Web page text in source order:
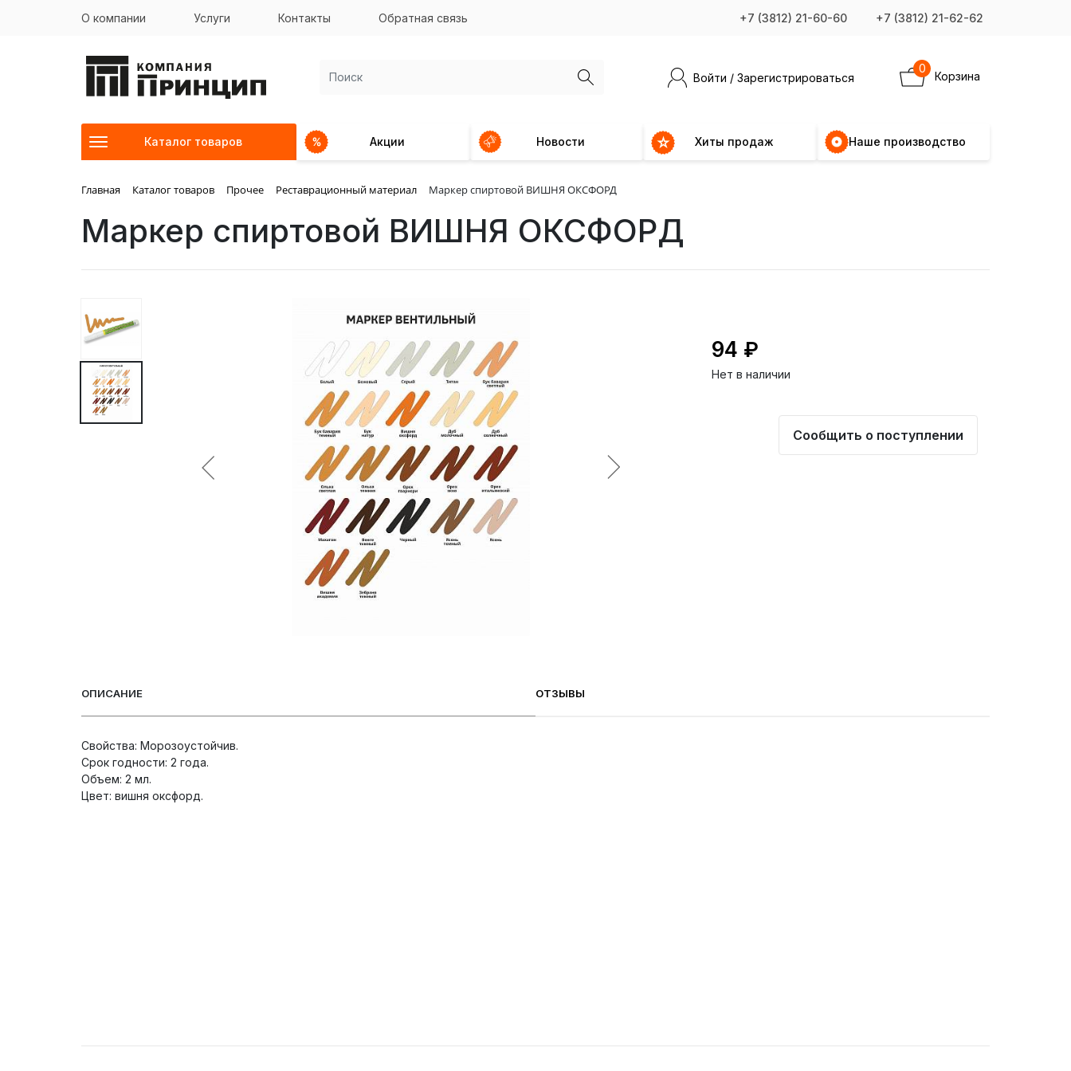
О компании Услуги Контакты Обратная связь +7 (3812) 21-60-60 +7 (3812) 21-62-62
Войти / Зарегистрироваться Корзина
0
Каталог товаров Акции Новости Хиты продаж Наше производство
Главная Каталог товаров Прочее Реставрационный материал Маркер спиртовой ВИШНЯ ОКСФОРД
Маркер спиртовой ВИШНЯ ОКСФОРД
94 ₽
Нет в наличии
Сообщить о поступлении
ОПИСАНИЕ ОТЗЫВЫ
Свойства: Морозоустойчив.
Срок годности: 2 года.
Объем: 2 мл.
Цвет: вишня оксфорд.